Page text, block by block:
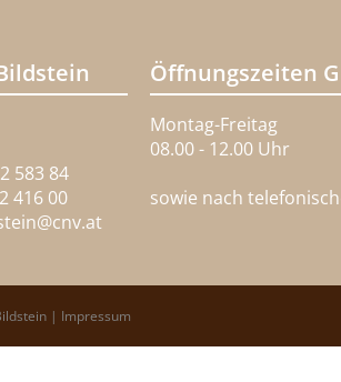
583 84
416 00
cnv.at
Öffnungszeiten
Montag-Freitag
08.00 - 12.00 Uhr
sowie nach
| Impressum